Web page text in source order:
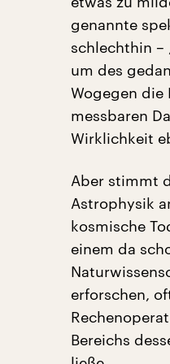
genannte
schlechthin –
um des
Wogegen die
messbaren
Wirklichkeit
Aber stimmt
Astrophysik
kosmische
einem da
erforschen,
Bereichs